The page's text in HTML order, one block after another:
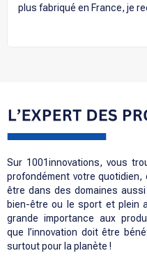
plus fabriqué en France, je
Sur 1001innovations, vous
profondément votre
être dans des domaines
bien-être ou le sport et plein
grande importance aux
que l’innovation doit être
surtout pour la planète !